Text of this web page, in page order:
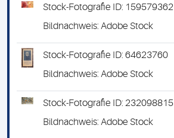
Stock-Fotografie ID: 159579362
Bildnachweis: Adobe Stock
Stock-Fotografie ID: 64623760
Bildnachweis: Adobe Stock
Stock-Fotografie ID: 232098815
Bildnachweis: Adobe Stock